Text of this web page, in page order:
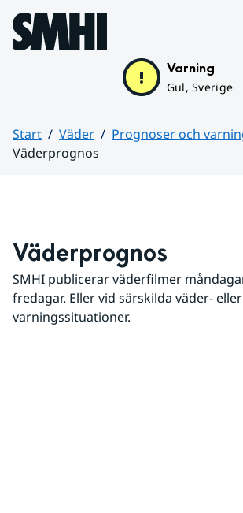
Hoppa till sidans innehåll
Varning
Gul, Sverige
Start Väder
Prognoser och
Väderprognos
Väderprognos
SMHI publicerar väderfilmer
fredagar. Eller vid särskilda väder- eller
varningssituationer.